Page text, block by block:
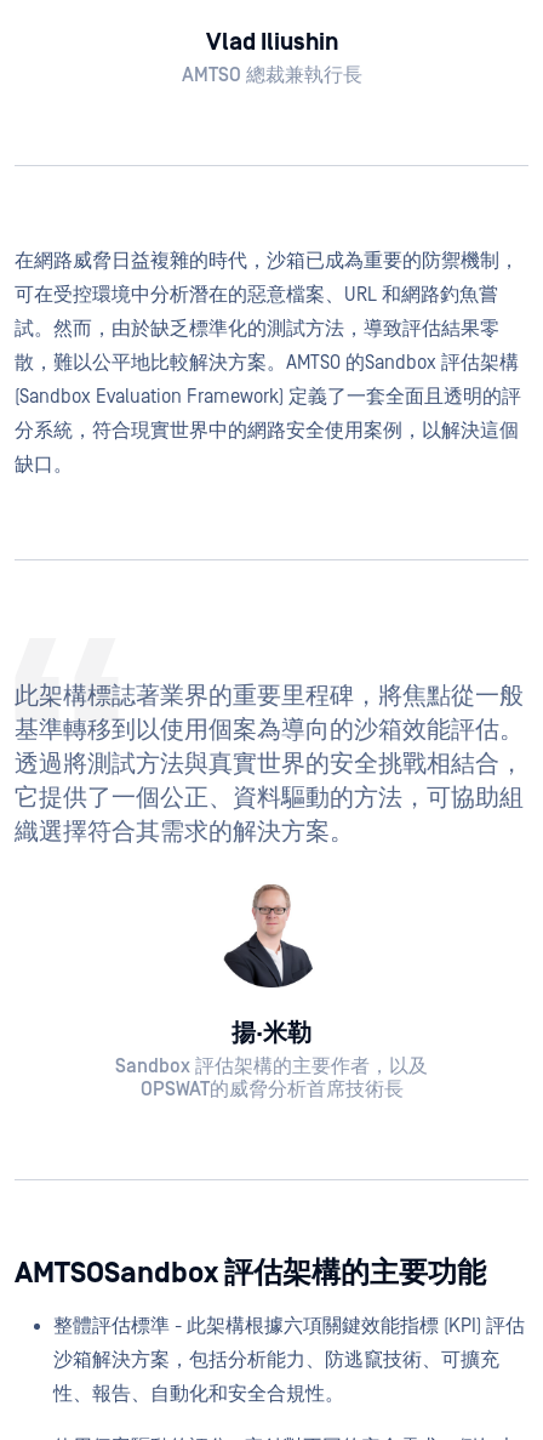
Vlad Iliushin
AMTSO 總裁兼執行長
在網路威脅日益複雜的時代，沙箱已成為重要的防禦機制，
可在受控環境中分析潛在的惡意檔案、URL 和網路釣魚嘗
試。然而，由於缺乏標準化的測試方法，導致評估結果零
散，難以公平地比較解決方案。AMTSO 的Sandbox 評估架構
(Sandbox Evaluation Framework) 定義了一套全面且透明的評
分系統，符合現實世界中的網路安全使用案例，以解決這個
缺口。
此架構標誌著業界的重要里程碑，將焦點從一般
基準轉移到以使用個案為導向的沙箱效能評估。
透過將測試方法與真實世界的安全挑戰相結合，
它提供了一個公正、資料驅動的方法，可協助組
織選擇符合其需求的解決方案。
揚·米勒
Sandbox 評估架構的主要作者，以及
OPSWAT的威脅分析首席技術長
AMTSOSandbox 評估架構的主要功能
整體評估標準 - 此架構根據六項關鍵效能指標 (KPI) 評估
沙箱解決方案，包括分析能力、防逃竄技術、可擴充
性、報告、自動化和安全合規性。